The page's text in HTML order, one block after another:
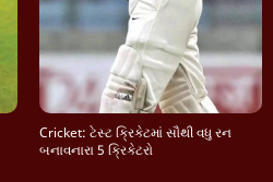
Cricket: ટેસ્ટ ક્રિકેટમાં સૌથી વધુ રન
બનાવનારા 5 ક્રિકેટરો